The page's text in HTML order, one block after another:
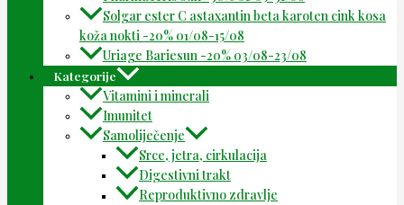
Solgar ester C astaxantin beta karoten cink kosa
koža nokti -20% 01/08-15/08
Uriage Bariesun -20% 03/08-23/08
Kategorije
Vitamini i minerali
Imunitet
Samoliječenje
Srce, jetra, cirkulacija
Digestivni trakt
Reproduktivno zdravlje